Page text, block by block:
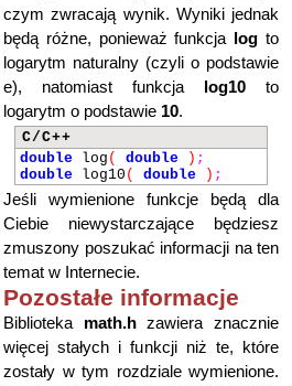
czym zwracają wynik. Wyniki jednak
będą różne, ponieważ funkcja
log to
logarytm naturalny (czyli o podstawie
e), natomiast funkcja
log10 to
logarytm o podstawie 10.
C/C++
double log ( double ) ;
double log10 ( double ) ;
Jeśli wymienione funkcje będą dla
Ciebie niewystarczające będziesz
zmuszony poszukać informacji na ten
temat w Internecie.
Pozostałe informacje
Biblioteka math.hzawiera znacznie
więcej stałych i funkcji niż te, które
zostały w tym rozdziale wymienione.